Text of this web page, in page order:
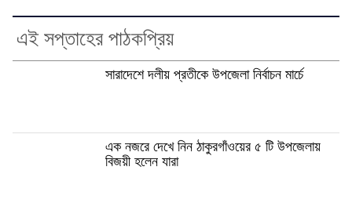
এই সপ্তাহের পাঠকপ্রিয়
সারাদেশে দলীয় প্রতীকে উপজেলা নির্বাচন মার্চে
এক নজরে দেখে নিন ঠাকুরগাঁওয়ের ৫ টি উপজেলায়
বিজয়ী হলেন যারা